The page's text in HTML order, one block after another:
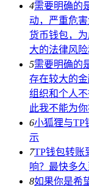
4需要明确的
动，严重危
货币钱包，
大的法律风
5需要明确的
存在较大的
组织和个人
此我不能为
6小狐狸与TP
示
7TP钱包转账
响？最快多久
8如果你是希